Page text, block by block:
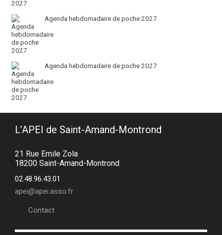
Agenda hebdomadaire de poche 2027
Agenda hebdomadaire de poche 2027
L’APEI de Saint-Amand-Montrond
21 Rue Emile Zola
18200 Saint-Amand-Montrond
02.48.96.43.01
apei@apei.asso.fr
Contact